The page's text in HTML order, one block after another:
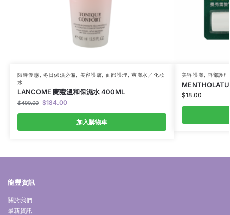
限時優惠, 冬日保濕必備, 美容護膚, 面部護理 ,爽膚水／化妝
水
LANCOME 蘭蔻溫和保濕水 400ML
$490.00 $184.00
加入購物車
美容護膚, 唇部護理
$18.00
龍豐資訊
關於我們
最新資訊